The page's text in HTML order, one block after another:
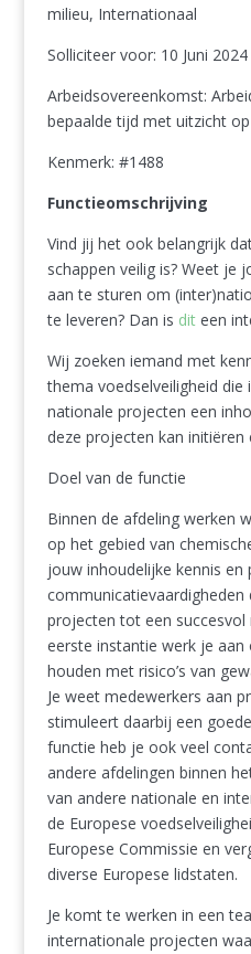
milieu, Internationaal
Solliciteer voor: 10 Juni 2024
Arbeidsovereenkomst:
bepaalde tijd met uitzicht
Kenmerk: #1488
Functieomschrijving
Vind jij het ook belangrijk
schappen veilig is? Weet je
aan te sturen om
te leveren? Dan is diteen
Wij zoeken iemand met
thema voedselveiligheid die
nationale projecten een
deze projecten kan initiëren
Doel van de functie
Binnen de afdeling werken
op het gebied van
jouw inhoudelijke kennis
projecten tot een succesvol
eerste instantie werk je aan
houden met risico’s van
Je weet medewerkers aan
stimuleert daarbij een
functie heb je ook veel
andere afdelingen binnen
van andere nationale en
de Europese
Europese Commissie en
diverse Europese lidstaten.
Je komt te werken in een
internationale projecten